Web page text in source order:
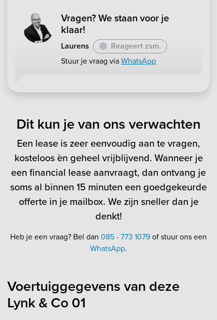
Vragen? We staan voor je
klaar!
Laurens
Reageert zsm.
Stuur je vraag viaWhatsApp
Dit kun je van ons verwachten
Een lease is zeer eenvoudig aan te vragen,
kosteloos èn geheel vrijblijvend. Wanneer je
een financial lease aanvraagt, dan ontvang je
soms al binnen 15 minuten een goedgekeurde
offerte in je mailbox. We zijn sneller dan je
denkt!
Heb je een vraag? Bel dan 085 - 773 1079of stuur ons een
WhatsApp.
Voertuiggegevens van deze
Lynk & Co 01